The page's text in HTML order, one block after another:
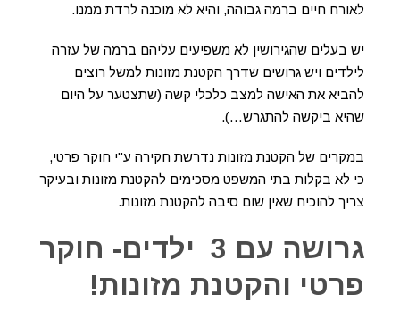
לאורח חיים ברמה גבוהה, והיא לא מוכנה לרדת ממנו.
יש בעלים שהגירושין לא משפיעים עליהם ברמה של עזרה
לילדים ויש גרושים שדרך הקטנת מזונות למשל רוצים
להביא את האישה למצב כלכלי קשה (שתצטער על היום
שהיא ביקשה להתגרש…).
במקרים של הקטנת מזונות נדרשת חקירה ע"י חוקר פרטי,
כי לא בקלות בתי המשפט מסכימים להקטנת מזונות ובעיקר
צריך להוכיח שאין שום סיבה להקטנת מזונות.
גרושה עם 3 ילדים- חוקר
פרטי והקטנת מזונות!